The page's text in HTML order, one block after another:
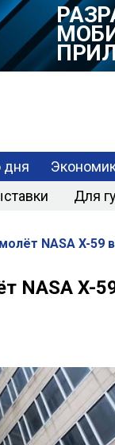
дня
Для
NASA X-59
NASA X-